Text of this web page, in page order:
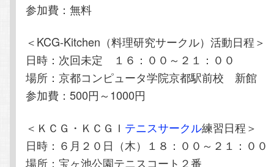
参加費：無料
＜KCG-Kitchen（料理研究サークル）活動日程＞
日時：次回未定 １６：００～２１：００
場所：京都コンピュータ学院京都駅前校 新館
参加費：500円～1000円
＜ＫＣＧ・ＫＣＧＩ テニスサークル練習日程＞
日時：６月２０日（木）１８：００～２１：００
場所：宝ヶ池公園テニスコート２番